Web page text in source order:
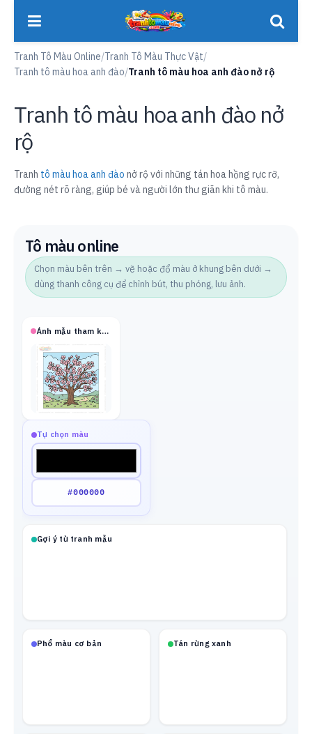
Tranh Tô Màu Online/Tranh Tô Màu Thực Vật/
Tranh tô màu hoa anh đào/Tranh tô màu hoa anh đào nở rộ
Tranh tô màu hoa anh đào nở
rộ
Tranh tô màu hoa anh đào nở rộ với những tán hoa hồng rực rỡ,
đường nét rõ ràng, giúp bé và người lớn thư giãn khi tô màu.
Tô màu online
Chọn màu bên trên → vẽ hoặc đổ màu ở khung bên dưới →
dùng thanh công cụ để chỉnh bút, thu phóng, lưu ảnh.
Ảnh mẫu tham khảo
Tự chọn màu
Gợi ý từ tranh mẫu
Phổ màu cơ bản Tán rừng xanh